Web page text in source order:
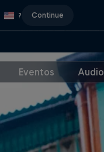
? Continue
Eventos Audio